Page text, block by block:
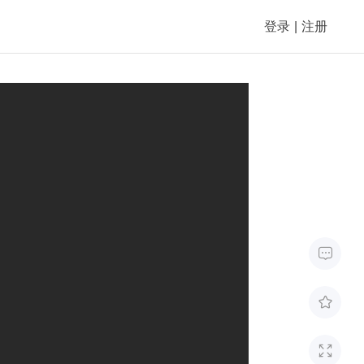
登录 注册


